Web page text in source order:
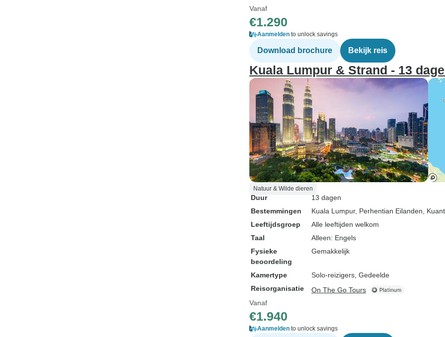
Vanaf
€1.290
Aanmelden to unlock savings
Download brochure Bekijk reis
Kuala Lumpur & Strand - 13
Natuur & Wilde dieren
Duur
13 dagen
Bestemmingen
Kuala Lumpur, Perhentian Eilanden ,
Leeftijdsgroep
Alle leeftijden welkom
Taal
Alleen: Engels
Fysieke
beoordeling
Gemakkelijk
Kamertype
Solo-reizigers, Gedeelde
Reisorganisatie
On The Go Tours
Vanaf
€1.940
Aanmelden to unlock savings